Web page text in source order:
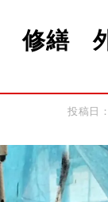
繕
投稿日